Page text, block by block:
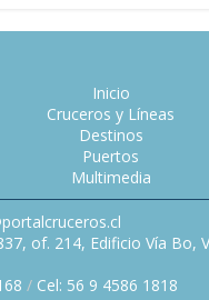
Inicio
Cruceros y Líneas
Destinos
Puertos
Multimedia
of. 214, Edificio Vía Bo,
/ Cel: 56 9 4586 1818